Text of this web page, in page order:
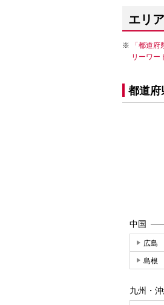
エリ
「都道
リーワー
都道府
中国
広島
島根
九州・